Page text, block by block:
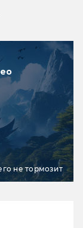
не тормозит